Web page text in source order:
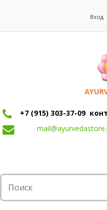
Вход
+7 (915) 303-37-09